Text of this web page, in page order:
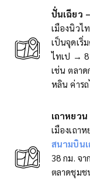
ปั่นเฉียว
เมืองนิวไ
เป็นจุดเริ่
ไทเป →
เช่น ตลา
หลิน ค่ารถ
เถาหยวน
เมืองเถา
สนามบิน
38 กม. จา
ตลาดชุมช